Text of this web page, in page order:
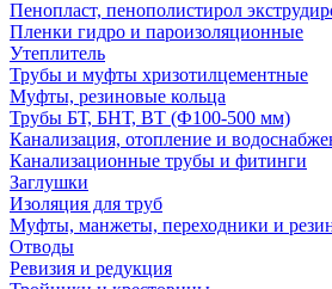
Пенопласт, пенополистирол
Пленки гидро и пароизоляционные
Утеплитель
Трубы и муфты хризотилцементные
Муфты, резиновые кольца
Трубы БТ, БНТ, ВТ (Ф100-500 мм)
Канализация, отопление и
Канализационные трубы и фитинги
Заглушки
Изоляция для труб
Муфты, манжеты, переходники и
Отводы
Ревизия и редукция